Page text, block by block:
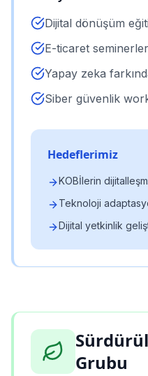
Dijital dönüşüm
E-ticaret
Yapay zeka
Siber güvenlik
Hedeflerimiz
KOBİlerin
Teknoloji
Dijital yetkinlik
Grubu